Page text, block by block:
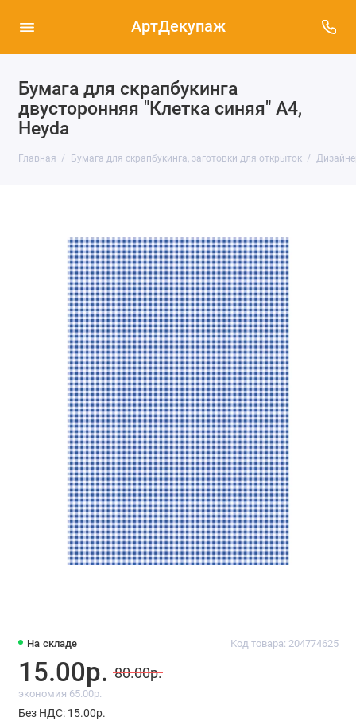
АртДекупаж
Бумага для скрапбукинга
двусторонняя "Клетка синяя" А4,
Heyda
Главная Бумага для скрапбукинга, заготовки для открыток
На складе Код товара: 204774625
15.00р. 80.00р.
экономия 65.00р.
Без НДС: 15.00р.